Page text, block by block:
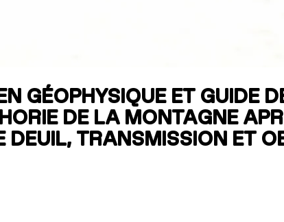
GÉOPHYSIQUE ET GUIDE
DE LA MONTAGNE
DEUIL, TRANSMISSION ET